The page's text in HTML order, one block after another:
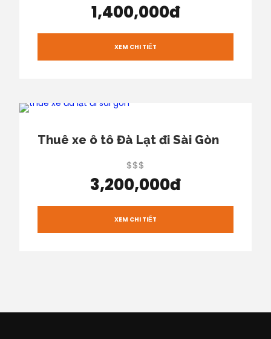
1,400,000đ
XEM CHI TIẾT
Thuê xe ô tô Đà Lạt đi Sài Gòn
$$$
3,200,000đ
XEM CHI TIẾT